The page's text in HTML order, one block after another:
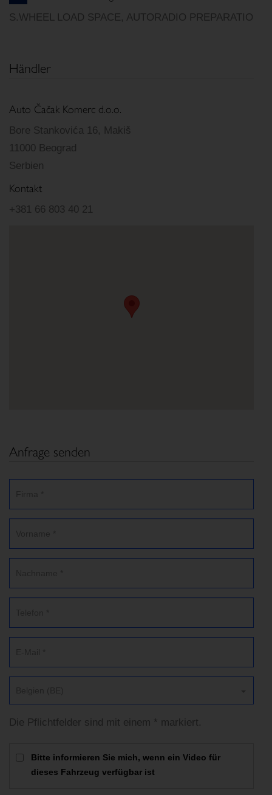
S.WHEEL LOAD SPACE, AUTORADIO PREPARATIO
Händler
Auto Čačak Komerc d.o.o.
Bore Stankovića 16, Makiš
11000 Beograd
Serbien
Kontakt
+381 66 803 40 21
Anfrage senden
Die Pflichtfelder sind mit einem * markiert.
Bitte informieren Sie mich, wenn ein Video für
dieses Fahrzeug verfügbar ist